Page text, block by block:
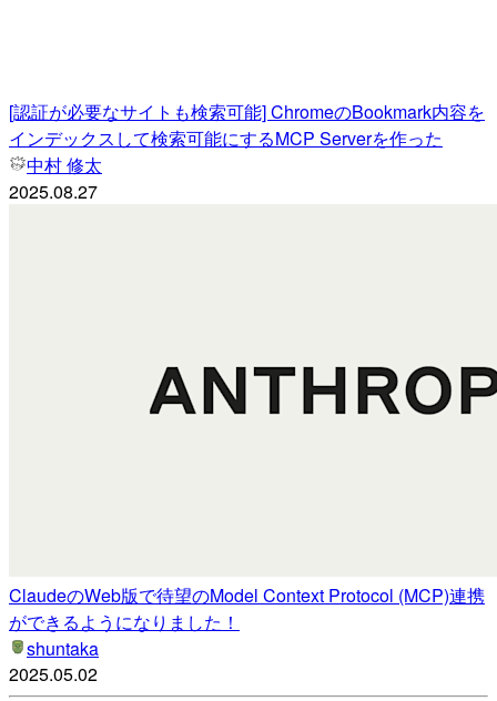
[認証が必要なサイトも検索可能] ChromeのBookmark内容を
インデックスして検索可能にするMCP Serverを作った
中村 修太
2025.08.27
ClaudeのWeb版で待望のModel Context Protocol (MCP)連携
ができるようになりました！
shuntaka
2025.05.02